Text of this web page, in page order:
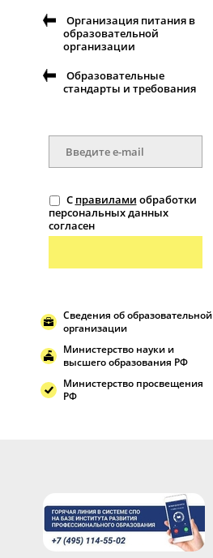
Организация питания в
образовательной
организации
Образовательные
стандарты и требования
С правилами обработки
персональных данных
согласен
Сведения об образовательной
организации
Министерство науки и
высшего образования РФ
Министерство просвещения
РФ